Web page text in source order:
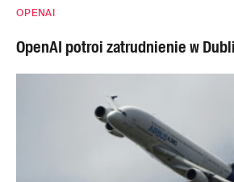
OPENAI
OpenAI potroi zatrudnienie w